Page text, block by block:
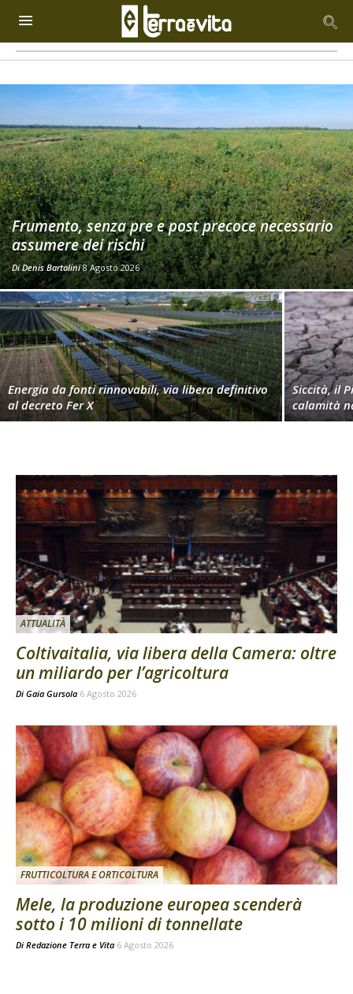
Frumento, senza pre e post precoce necessario
assumere dei rischi
DiDenis Bartolini 8 Agosto 2026
Energia da fonti rinnovabili, via libera definitivo
al decreto Fer X
Siccità, il
calamità
ATTUALITÀ
Coltivaitalia, via libera della Camera: oltre
un miliardo per l’agricoltura
Di Gaia Gursola 6 Agosto 2026
FRUTTICOLTURA E ORTICOLTURA
Mele, la produzione europea scenderà
sotto i 10 milioni di tonnellate
Di Redazione Terra e Vita 6 Agosto 2026